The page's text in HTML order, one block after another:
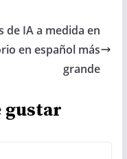
de IA a medida en
en español más
grande
gustar